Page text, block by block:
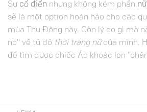
Sự cổ điển nhưng không kém phần
sẽ là một option hoàn hảo cho các
mùa Thu Đông này. Còn lý do gì mà
nó” về tủ đồ thời trang nữcủa mình.
để tìm được chiếc Áo khoác len